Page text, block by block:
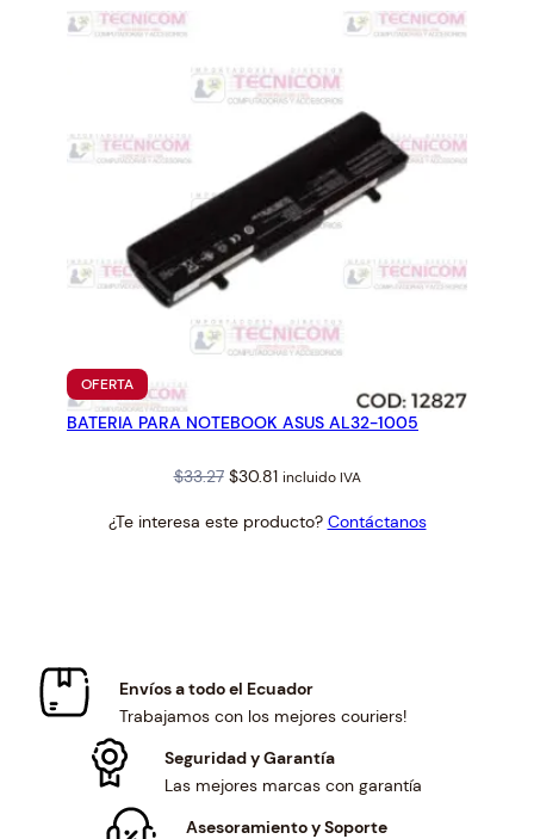
OFERTAPRODUCTO
EN
OFERTA
BATERIA PARA NOTEBOOK ASUS AL32-1005
$33.27 Original
was:
$30.81Current
is:
incluido IVA
¿Te interesa este producto? Contáctanos
Envíos a todo el Ecuador
Trabajamos con los mejores couriers!
Seguridad y Garantía
Las mejores marcas con garantía
Asesoramiento y Soporte